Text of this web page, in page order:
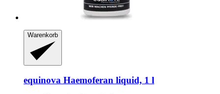
Warenkorb
equinova Haemoferan liquid, 1 l